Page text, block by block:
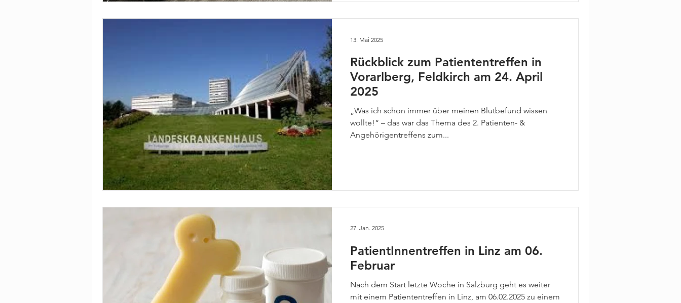
Rückblick zum Patiententreffen in
Vorarlberg, Feldkirch am 24. April
2025
„Was ich schon immer über meinen Blutbefund wissen
wollte!“ – das war das Thema des 2. Patienten- &
Angehörigentreffens zum...
13. Mai 2025
PatientInnentreffen in Linz am 06.
Februar
Nach dem Start letzte Woche in Salzburg geht es weiter
mit einem Patiententreffen in Linz, am 06.02.2025 zu einem
27. Jan. 2025